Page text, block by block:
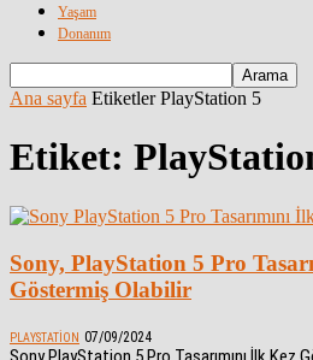
Yaşam
Donanım
Ana sayfa Etiketler PlayStation 5
Etiket:
Sony, PlayStation 5 Pro
Göstermiş Olabilir
PLAYSTATION 07/09/2024